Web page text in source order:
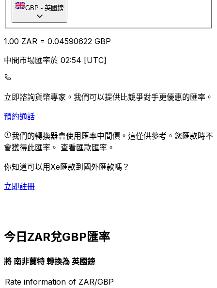
GBP - 英國鎊
1.00 ZAR = 0.04590622 GBP
中間市場匯率於 02:54 [UTC]
立即諮詢貨幣專家。 我們可以提供比競爭對手更優惠的匯率。
預約通話
我們的轉換器會使用匯率中間價。這僅供參考。您匯款時不
會獲得此匯率。 查看匯款匯率。
你知道可以用Xe匯款到國外匯款嗎？
立即註冊
今日ZAR兌GBP匯率
將 南非蘭特 轉換為 英國鎊
Rate information of ZAR/GBP